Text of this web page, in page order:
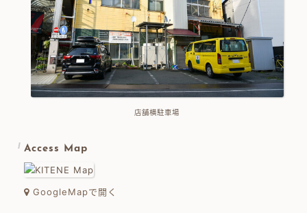
店舗横駐車場
Access Map
GoogleMapで開く